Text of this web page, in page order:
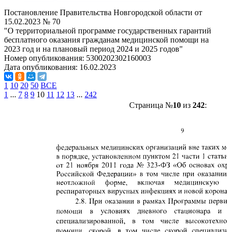
Постановление Правительства Новгородской области от
15.02.2023 № 70
"О территориальной программе государственных гарантий
бесплатного оказания гражданам медицинской помощи на
2023 год и на плановый период 2024 и 2025 годов"
Номер опубликования: 5300202302160003
Дата опубликования: 16.02.2023
1 10 20 50 ВСЕ
1 ... 7 8 9 10 11 12 13 ... 242
Страница №10из 242: